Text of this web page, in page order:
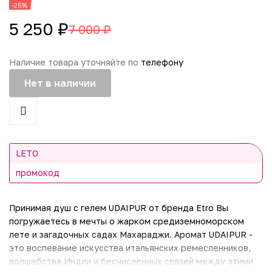
-25%
5 250 ₽7 000 ₽
Наличие товара уточняйте по телефону
Нет в наличии
LETO
промокод
Принимая душ с гелем UDAIPUR от бренда Etro Вы
погружаетесь в мечты о жарком средиземноморском
лете и загадочных садах Махараджи. Аромат UDAIPUR -
это воспевание искусства итальянских ремесленников,
волшебства Индии и бесчисленных связей между этими